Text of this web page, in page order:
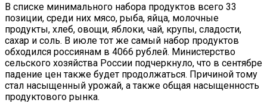
В списке минимального набора продуктов всего 33
позиции, среди них мясо, рыба, яйца, молочные
продукты, хлеб, овощи, яблоки, чай, крупы, сладости,
сахар и соль. В июле тот же самый набор продуктов
обходился россиянам в 4066 рублей. Министерство
сельского хозяйства России подчеркнуло, что в сентябре
падение цен также будет продолжаться. Причиной тому
стал насыщенный урожай, а также общая насыщенность
продуктового рынка.